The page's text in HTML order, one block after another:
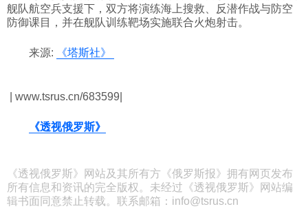
旅游
视听
舰队航空兵支援下，双方将演练海上搜救、反潜作战与防空
防御课目，并在舰队训练靶场实施联合火炮射击。
来源: 《塔斯社》
| www.tsrus.cn/683599|
《透视俄罗斯》
《透视俄罗斯》网站及其所有方《俄罗斯报》拥有网页发布
所有信息和资讯的完全版权。未经过《透视俄罗斯》网站编
辑书面同意禁止转载。联系邮箱：info@tsrus.cn